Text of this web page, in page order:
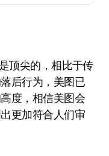
顶尖的，相比于传
后行为，美图已
度，相信美图会
更加符合人们审